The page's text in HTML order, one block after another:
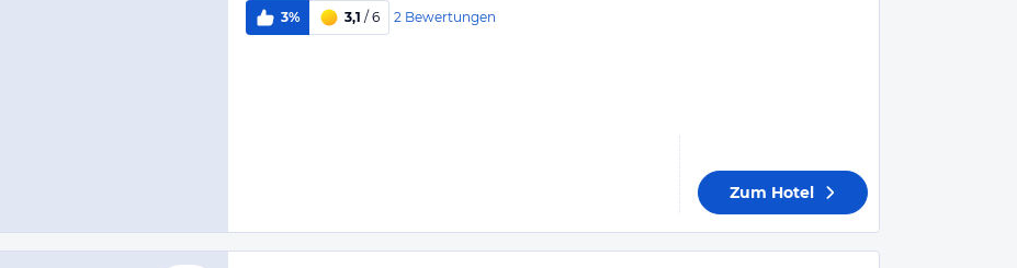
3% 3,1 / 6 2 Bewertungen
Zum Hotel